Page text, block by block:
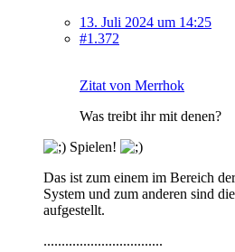
13. Juli 2024 um 14:25
#1.372
Zitat von Merrhok
Was treibt ihr mit denen?
Spielen!
Das ist zum einem im Bereich
System und zum anderen sind
aufgestellt.
.................................